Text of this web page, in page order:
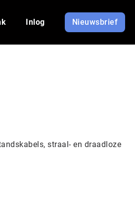
Inlog Nieuwsbrief
straal- en draadloze